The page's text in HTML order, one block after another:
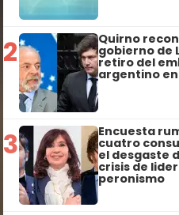
2 Quirno
gobierno de
retiro del
argentino
3 Encuesta
cuatro
el desgaste
crisis de
peronismo